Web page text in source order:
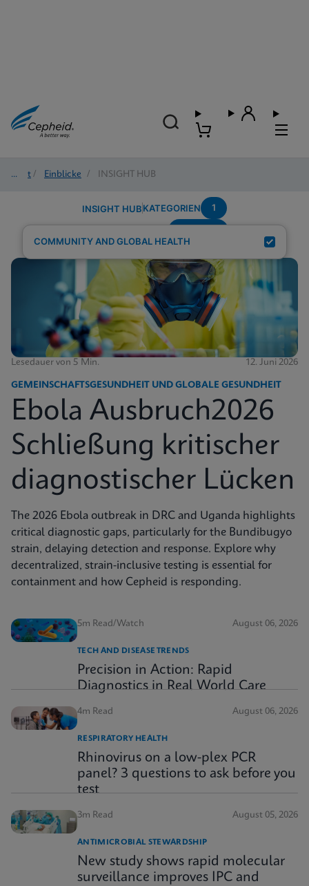
Start / Einblicke / INSIGHT HUB
INSIGHT HUBKATEGORIEN 1
COMMUNITY AND GLOBAL HEALTH
Lesedauer von 5 Min. 12. Juni 2026
GEMEINSCHAFTSGESUNDHEIT UND GLOBALE GESUNDHEIT
Ebola Ausbruch2026
Schließung kritischer
diagnostischer Lücken
The 2026 Ebola outbreak in DRC and Uganda highlights
critical diagnostic gaps, particularly for the Bundibugyo
strain, delaying detection and response. Explore why
decentralized, strain-inclusive testing is essential for
containment and how Cepheid is responding.
5m Read/Watch August 06, 2026
TECH AND DISEASE TRENDS
Precision in Action: Rapid
Diagnostics in Real World Care
4m Read August 06, 2026
RESPIRATORY HEALTH
Rhinovirus on a low-plex PCR
panel? 3 questions to ask before you
test
3m Read August 05, 2026
ANTIMICROBIAL STEWARDSHIP
New study shows rapid molecular
surveillance improves IPC and